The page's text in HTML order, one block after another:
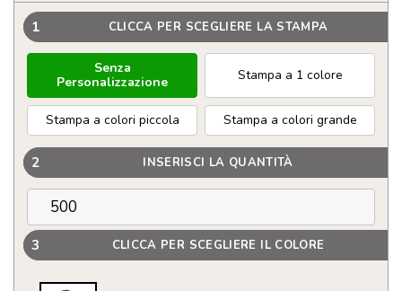
1 CLICCA PER SCEGLIERE LA STAMPA
Senza
Personalizzazione
Stampa a 1 colore
Stampa a colori piccola Stampa a colori grande
2 INSERISCI LA QUANTITÀ
3 CLICCA PER SCEGLIERE IL COLORE